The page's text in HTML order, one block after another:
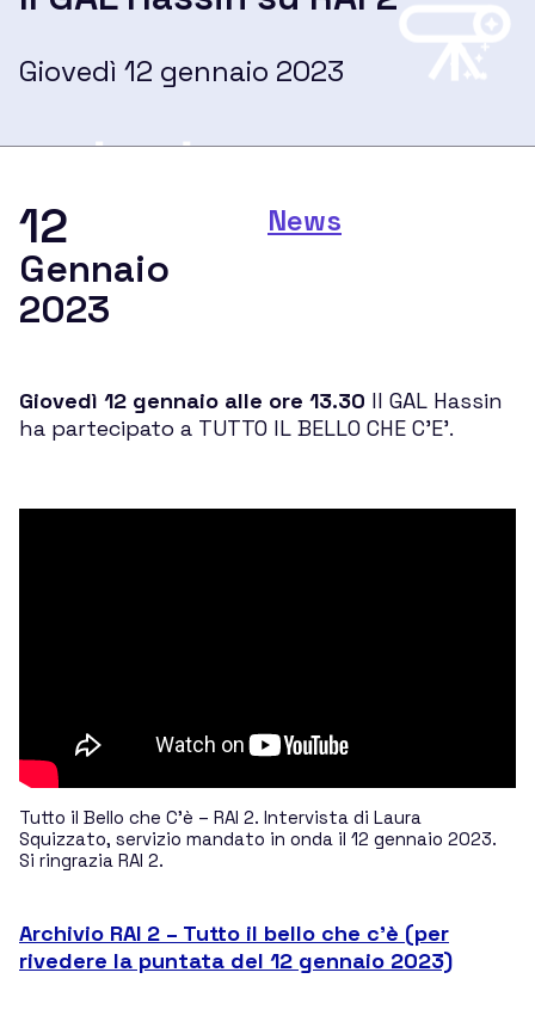
Didattica per le Scuole
Divulgazione per il pubblico
Ricerca
Asteroidi e comete
Nuovi mondi lontani
La Mission
La storia del GAL Hassin
L’evento GAL Hassin
Giovedì 12 gennaio 2023
12
Gennaio
2023
News
Giovedì 12 gennaio alle ore 13.30 Il GAL Hassin
ha partecipato a TUTTO IL BELLO CHE C’E’.
Tutto il Bello che C’è – RAI 2. Intervista di Laura
Squizzato, servizio mandato in onda il 12 gennaio 2023.
Si ringrazia RAI 2.
Archivio RAI 2 – Tutto il bello che c’è (per
rivedere la puntata del 12 gennaio 2023)